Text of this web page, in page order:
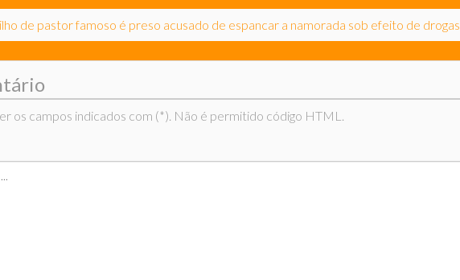
de pastor famoso é preso acusado de espancar a namorada sob efeito de drogas
os campos indicados com (*). Não é permitido código HTML.